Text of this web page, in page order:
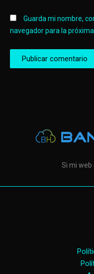
Guarda mi nombre,
navegador para la
Si mi web